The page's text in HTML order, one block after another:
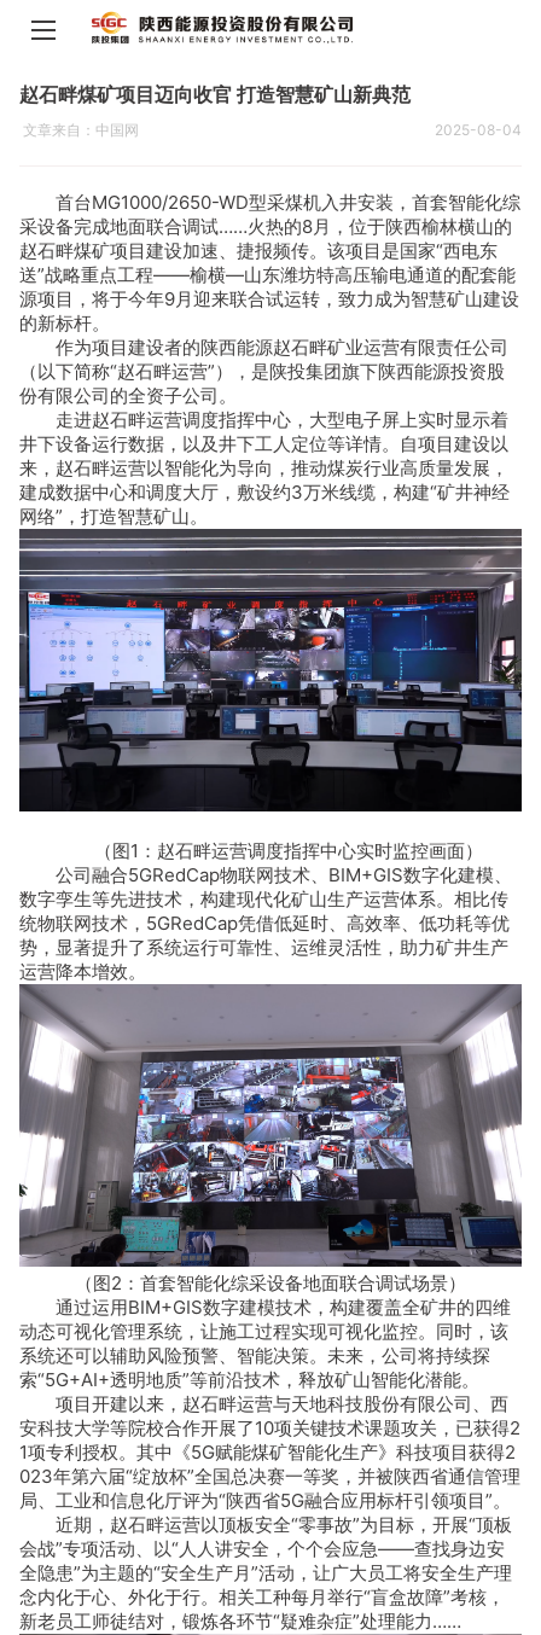
赵石畔煤矿项目迈向收官 打造智慧矿山新典范
文章来自：中国网 2025-08-04
首台MG1000/2650-WD型采煤机入井安装，首套智能化综
采设备完成地面联合调试……火热的8月，位于陕西榆林横山的
赵石畔煤矿项目建设加速、捷报频传。该项目是国家“西电东
送”战略重点工程——榆横—山东潍坊特高压输电通道的配套能
源项目，将于今年9月迎来联合试运转，致力成为智慧矿山建设
的新标杆。
作为项目建设者的陕西能源赵石畔矿业运营有限责任公司
（以下简称“赵石畔运营”），是陕投集团旗下陕西能源投资股
份有限公司的全资子公司。
走进赵石畔运营调度指挥中心，大型电子屏上实时显示着
井下设备运行数据，以及井下工人定位等详情。自项目建设以
来，赵石畔运营以智能化为导向，推动煤炭行业高质量发展，
建成数据中心和调度大厅，敷设约3万米线缆，构建“矿井神经
网络”，打造智慧矿山。
（图1：赵石畔运营调度指挥中心实时监控画面）
公司融合5GRedCap物联网技术、BIM+GIS数字化建模、
数字孪生等先进技术，构建现代化矿山生产运营体系。相比传
统物联网技术，5GRedCap凭借低延时、高效率、低功耗等优
势，显著提升了系统运行可靠性、运维灵活性，助力矿井生产
运营降本增效。
（图2：首套智能化综采设备地面联合调试场景）
通过运用BIM+GIS数字建模技术，构建覆盖全矿井的四维
动态可视化管理系统，让施工过程实现可视化监控。同时，该
系统还可以辅助风险预警、智能决策。未来，公司将持续探
索“5G+AI+透明地质”等前沿技术，释放矿山智能化潜能。
项目开建以来，赵石畔运营与天地科技股份有限公司、西
安科技大学等院校合作开展了10项关键技术课题攻关，已获得2
1项专利授权。其中《5G赋能煤矿智能化生产》科技项目获得2
023年第六届“绽放杯”全国总决赛一等奖，并被陕西省通信管理
局、工业和信息化厅评为“陕西省5G融合应用标杆引领项目”。
近期，赵石畔运营以顶板安全“零事故”为目标，开展“顶板
会战”专项活动、以“人人讲安全，个个会应急——查找身边安
全隐患”为主题的“安全生产月”活动，让广大员工将安全生产理
念内化于心、外化于行。相关工种每月举行“盲盒故障”考核，
新老员工师徒结对，锻炼各环节“疑难杂症”处理能力……